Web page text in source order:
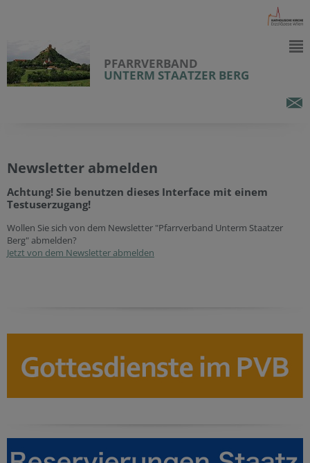
PFARRVERBAND
UNTERM STAATZER BERG
Newsletter abmelden
Achtung! Sie benutzen dieses Interface mit einem
Testuserzugang!
Wollen Sie sich von dem Newsletter "Pfarrverband Unterm Staatzer
Berg" abmelden?
Jetzt von dem Newsletter abmelden